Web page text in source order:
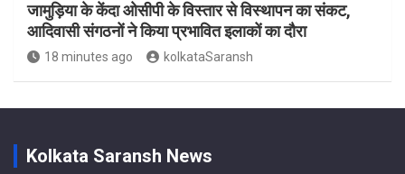
जामुड़िया के केंदा ओसीपी के विस्तार से विस्थापन का संकट,
आदिवासी संगठनों ने किया प्रभावित इलाकों का दौरा
18 minutes ago kolkataSaransh
Kolkata Saransh News